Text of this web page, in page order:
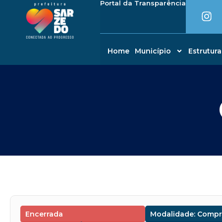
conteúdo Portal da Transparência
n
t
a
Home Município Estrutura
Encerrada Modalidade: